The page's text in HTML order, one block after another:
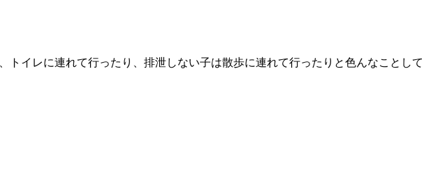
イレに連れて行ったり、排泄しない子は散歩に連れて行ったりと色んなことして